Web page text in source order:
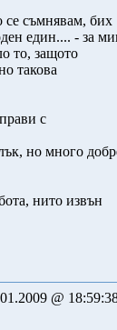
съмнявам, бих
един.... - за
то, защото
такова
с
но много
нито извън
@